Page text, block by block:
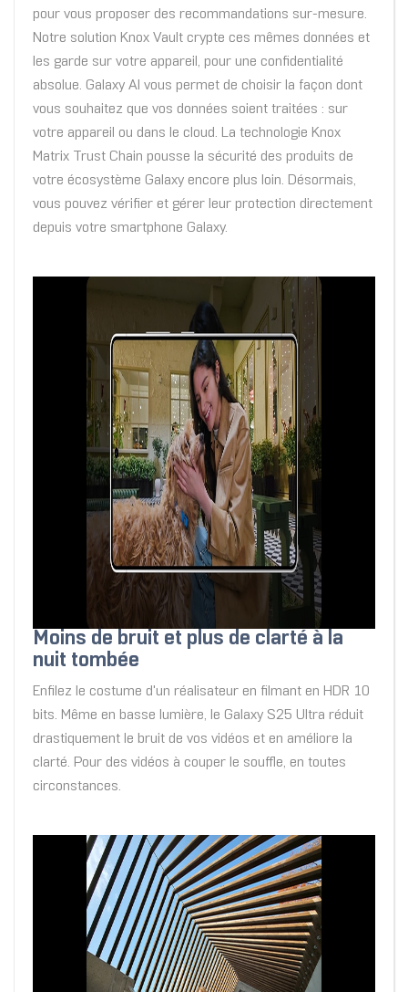
pour vous proposer des recommandations sur-mesure.
Notre solution Knox Vault crypte ces mêmes données et
les garde sur votre appareil, pour une confidentialité
absolue. Galaxy AI vous permet de choisir la façon dont
vous souhaitez que vos données soient traitées : sur
votre appareil ou dans le cloud. La technologie Knox
Matrix Trust Chain pousse la sécurité des produits de
votre écosystème Galaxy encore plus loin. Désormais,
vous pouvez vérifier et gérer leur protection directement
depuis votre smartphone Galaxy.
Moins de bruit et plus de clarté à la
nuit tombée
Enfilez le costume d'un réalisateur en filmant en HDR 10
bits. Même en basse lumière, le Galaxy S25 Ultra réduit
drastiquement le bruit de vos vidéos et en améliore la
clarté. Pour des vidéos à couper le souffle, en toutes
circonstances.